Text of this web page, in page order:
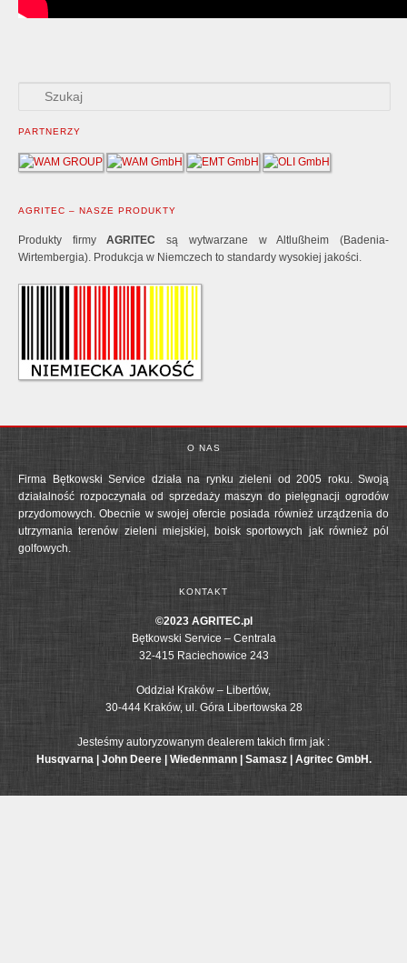
PARTNERZY
AGRITEC – NASZE PRODUKTY
Produkty firmyAGRITEC
są wytwarzane w Altlußheim (Badenia-
Wirtembergia). Produkcja w Niemczech to standardy wysokiej jakości.
O NAS
Firma Bętkowski Service działa na rynku zieleni od 2005 roku. Swoją
działalność rozpoczynała od sprzedaży maszyn do pielęgnacji ogrodów
przydomowych. Obecnie w swojej ofercie posiada również urządzenia do
utrzymania terenów zieleni miejskiej, boisk sportowych jak również pól
golfowych.
KONTAKT
©2023 AGRITEC.pl
Bętkowski Service – Centrala
32-415 Raciechowice 243
Oddział Kraków – Libertów,
30-444 Kraków, ul. Góra Libertowska 28
Jesteśmy autoryzowanym dealerem takich firm jak :
Husqvarna | John Deere | Wiedenmann | Samasz | Agritec GmbH.